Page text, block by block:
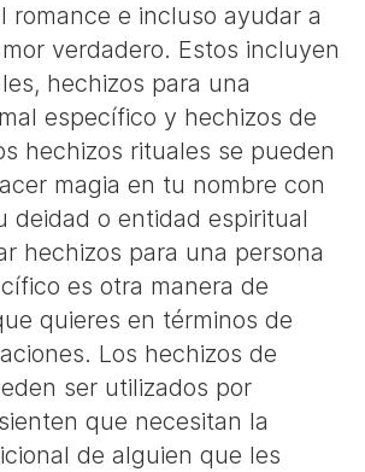
romance e incluso ayudar a
verdadero. Estos incluyen
hechizos para una
específico y hechizos de
hechizos rituales se pueden
magia en tu nombre con
deidad o entidad espiritual
hechizos para una persona
es otra manera de
quieres en términos de
Los hechizos de
ser utilizados por
que necesitan la
de alguien que les